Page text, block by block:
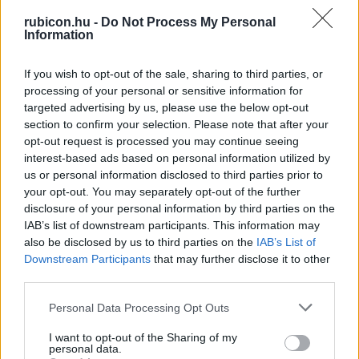
rubicon.hu - Do Not Process My Personal
Information
If you wish to opt-out of the sale, sharing to third parties, or
processing of your personal or sensitive information for
targeted advertising by us, please use the below opt-out
section to confirm your selection. Please note that after your
opt-out request is processed you may continue seeing
interest-based ads based on personal information utilized by
us or personal information disclosed to third parties prior to
your opt-out. You may separately opt-out of the further
disclosure of your personal information by third parties on the
IAB’s list of downstream participants. This information may
also be disclosed by us to third parties on the IAB’s List of
Downstream Participants that may further disclose it to other
Please note that this website/app uses one or more Google
not limited to your visit or usage behaviour. You may click to
grant or deny consent to Google and its third-party tags to
Personal Data Processing Opt Outs
I want to opt-out of the Sharing of my
personal data.
Több mint 370 korábbi lapszámunk
Rubicon Online rovatok cikkei
Hirdetésmentes olvasó felület
Kedvenc cikkek elmentése, könyvjelzők
Az első hónap csak 200 Ft-ba kerül. Próbálja
ki!
KIPRÓBÁLOM 200 FT-ÉRT
Online-on, kattintson ide:BELÉPÉS.
Ha még nem
rendelkezik felhasználói fiókkal, kattintson ide: